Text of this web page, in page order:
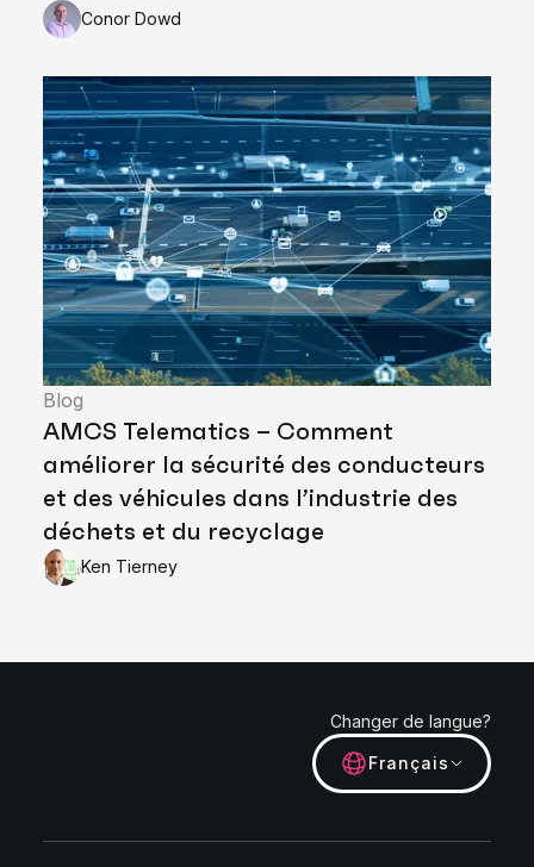
Conor Dowd
Blog
AMCS Telematics – Comment
améliorer la sécurité des conducteurs
et des véhicules dans l’industrie des
déchets et du recyclage
Ken Tierney
Changer de langue?
Français